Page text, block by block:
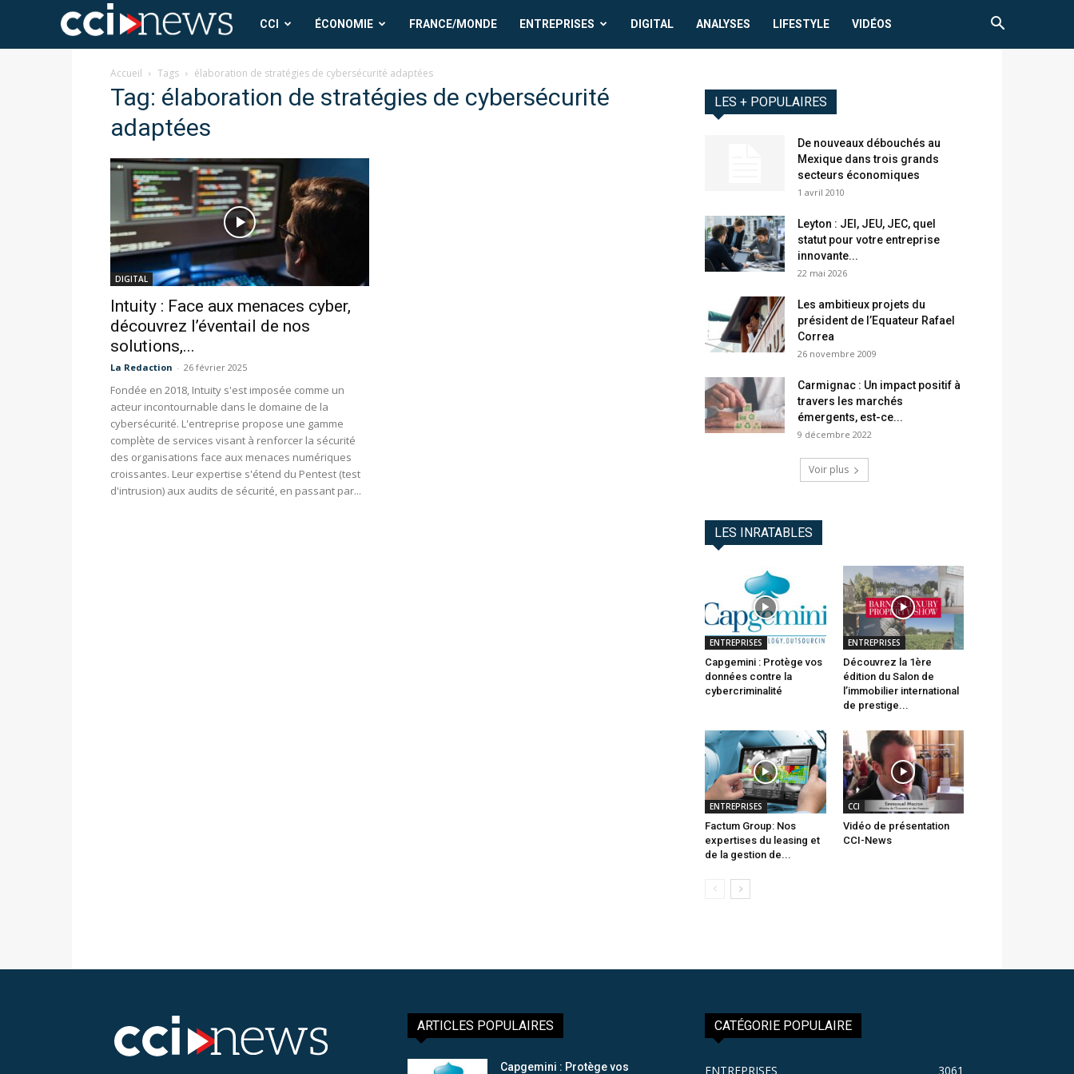
CCI
News
CCI ÉCONOMIE FRANCE/MONDE ENTREPRISES DIGITAL ANALYSES LIFESTYLE VIDÉOS
Accueil Tags élaboration de stratégies de cybersécurité adaptées
Tag: élaboration de stratégies de cybersécurité
adaptées
DIGITAL
Intuity : Face aux menaces cyber,
découvrez l’éventail de nos
solutions,...
La Redaction - 26 février 2025
Fondée en 2018, Intuity s'est imposée comme un
acteur incontournable dans le domaine de la
cybersécurité. L'entreprise propose une gamme
complète de services visant à renforcer la sécurité
des organisations face aux menaces numériques
croissantes. Leur expertise s'étend du Pentest (test
d'intrusion) aux audits de sécurité, en passant par...
LES + POPULAIRES
De nouveaux débouchés au
Mexique dans trois grands
secteurs économiques
1 avril 2010
Leyton : JEI, JEU, JEC, quel
statut pour votre entreprise
innovante...
22 mai 2026
Les ambitieux projets du
président de l’Equateur Rafael
Correa
26 novembre 2009
Carmignac : Un impact positif à
travers les marchés
émergents, est-ce...
9 décembre 2022
Voir plus
LES INRATABLES
ENTREPRISES
Capgemini : Protège vos
données contre la
cybercriminalité
ENTREPRISES
Découvrez la 1ère
édition du Salon de
l’immobilier international
de prestige...
ENTREPRISES
Factum Group: Nos
expertises du leasing et
de la gestion de...
CCI
Vidéo de présentation
CCI-News
ARTICLES POPULAIRES
Capgemini : Protège vos
CATÉGORIE POPULAIRE
ENTREPRISES 3061